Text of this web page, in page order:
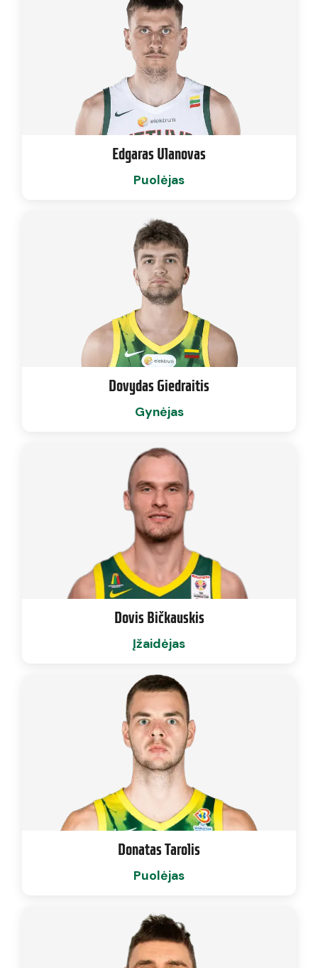
Edgaras Ulanovas
Puolėjas
Dovydas Giedraitis
Gynėjas
Dovis Bičkauskis
Įžaidėjas
Donatas Tarolis
Puolėjas